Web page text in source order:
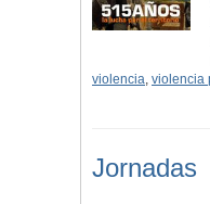
violencia, violencia
Jornadas